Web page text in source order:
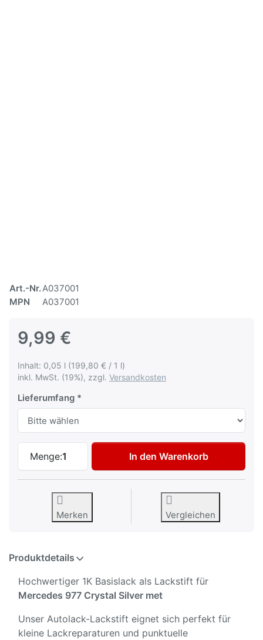
Art.-Nr.A037001
MPN
A037001
9,99 €
Inhalt: 0,05 l (199,80 € / 1 l)
inkl. MwSt. (19%), zzgl. Versandkosten
Lieferumfang
Menge:1
Autolack Lackstift für Mercedes 977
In den Warenkorb
Merken Vergleichen
Produktdetails
Hochwertiger 1K Basislack als Lackstift für
Mercedes 977 Crystal Silver met
Unser Autolack-Lackstift eignet sich perfekt für
kleine Lackreparaturen und punktuelle